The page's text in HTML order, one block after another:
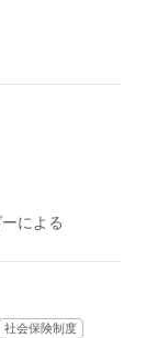
による
社会保険制度